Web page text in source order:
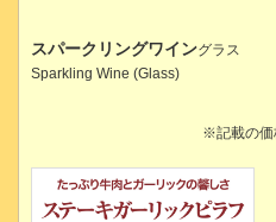
スパークリングワイングラス
Sparkling Wine (Glass)
※記載の価